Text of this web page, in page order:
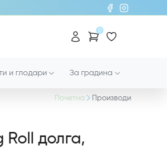
0
и глодари За градина
Почетна Производи
Roll долга,